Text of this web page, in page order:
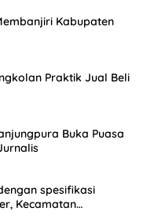
Kabupaten
Praktik Jual Beli
Buka Puasa
spesifikasi
Kecamatan